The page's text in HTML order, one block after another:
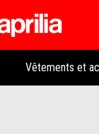
Vêtements et